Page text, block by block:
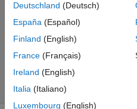
답변
채택됨
업데이트
1월 21
조회 수:
24 (30일)
Deutschland (Deutsch)
España (Español)
Finland (English)
France (Français)
Ireland (English)
Italia (Italiano)
Luxembourg (English)